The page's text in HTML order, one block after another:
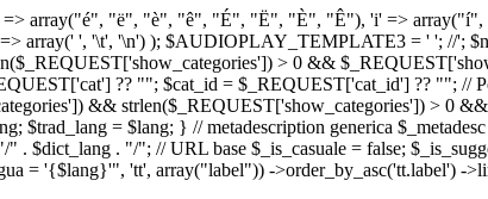
array("é", "ë", "è", "ê", "É", "Ë", "È", "Ê"), 'i' =>
array(' ', '\t', '\n') ); $AUDIOPLAY_TEMPLATE3 = ' '; //';
> 0 &&
?? ""; $cat_id = $_REQUEST['cat_id'] ?? ""; //
&& strlen($_REQUEST['show_categories']) > 0
$trad_lang = $lang; } // metadescription generica
$dict_lang . "/"; // URL base $_is_casuale = false;
= '{$lang}'", 'tt', array("label")) ->order_by_asc('tt.label') -